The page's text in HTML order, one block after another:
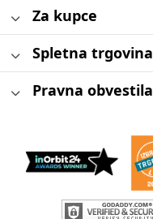
Za kupce
Spletna trgovina
Pravna obvestila